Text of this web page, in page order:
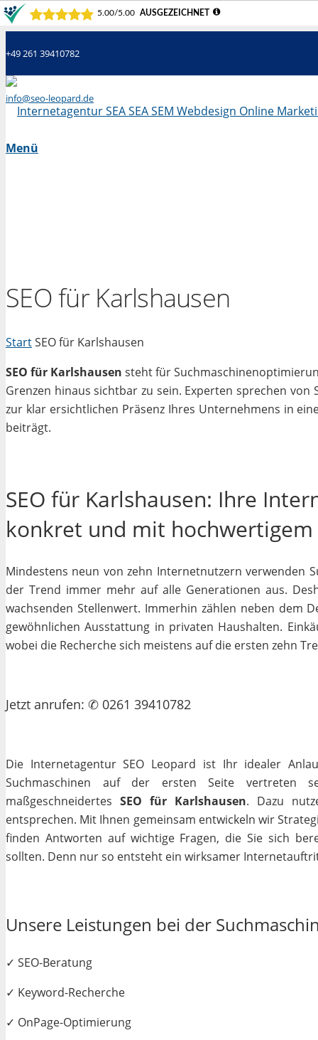
+49 261 39410782
info@seo-leopard.de
Menü
SEO für Karlshausen
StartSEO für Karlshausen
SEO für Karlshausen steht für
Grenzen hinaus sichtbar zu sein. Experten sprechen von
zur klar ersichtlichen Präsenz Ihres Unternehmens in
beiträgt.
SEO für Karlshausen: Ihre
konkret und mit
Mindestens neun von zehn Internetnutzern verwenden
der Trend immer mehr auf alle Generationen aus.
wachsenden Stellenwert. Immerhin zählen neben dem
gewöhnlichen Ausstattung in privaten Haushalten.
wobei die Recherche sich meistens auf die ersten zehn
Jetzt anrufen: ✆ 0261 39410782
Die Internetagentur SEO Leopard ist Ihr idealer
Suchmaschinen auf der ersten Seite vertreten
maßgeschneidertes SEO für Karlshausen. Dazu
entsprechen. Mit Ihnen gemeinsam entwickeln wir
finden Antworten auf wichtige Fragen, die Sie sich
sollten. Denn nur so entsteht ein wirksamer
Unsere Leistungen bei der
✓ SEO-Beratung
✓ Keyword-Recherche
✓ OnPage-Optimierung